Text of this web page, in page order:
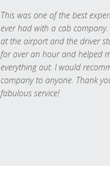
This was one of the best
ever had with a cab
at the airport and the driver
for over an hour and helped
everything out. I would
company to anyone. Thank
fabulous service!